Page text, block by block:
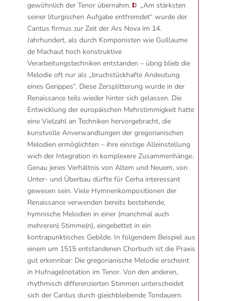
gewöhnlich der Tenor übernahm.
„Am stärksten
seiner liturgischen Aufgabe entfremdet“ wurde der
Cantus firmus zur Zeit der Ars Nova im 14.
Jahrhundert, als durch Komponisten wie Guillaume
de Machaut hoch konstruktive
Verarbeitungstechniken entstanden – übrig blieb die
Melodie oft nur als „bruchstückhafte Andeutung
eines Gerippes“. Diese Zersplitterung wurde in der
Renaissance teils wieder hinter sich gelassen. Die
Entwicklung der europäischen Mehrstimmigkeit hatte
eine Vielzahl an Techniken hervorgebracht, die
kunstvolle Anverwandlungen der gregorianischen
Melodien ermöglichten – ihre einstige Alleinstellung
wich der Integration in komplexere Zusammenhänge.
Genau jenes Verhältnis von Altem und Neuem, von
Unter- und Überbau dürfte für Cerha interessant
gewesen sein. Viele Hymnenkompositionen der
Renaissance verwenden bereits bestehende,
hymnische Melodien in einer (manchmal auch
mehreren) Stimme(n), eingebettet in ein
kontrapunktisches Gebilde. In folgendem Beispiel aus
einem um 1515 entstandenen Chorbuch ist die Praxis
gut erkennbar: Die gregorianische Melodie erscheint
in Hufnagelnotation im Tenor. Von den anderen,
rhythmisch differenzierten Stimmen unterscheidet
sich der Cantus durch gleichbleibende Tondauern.